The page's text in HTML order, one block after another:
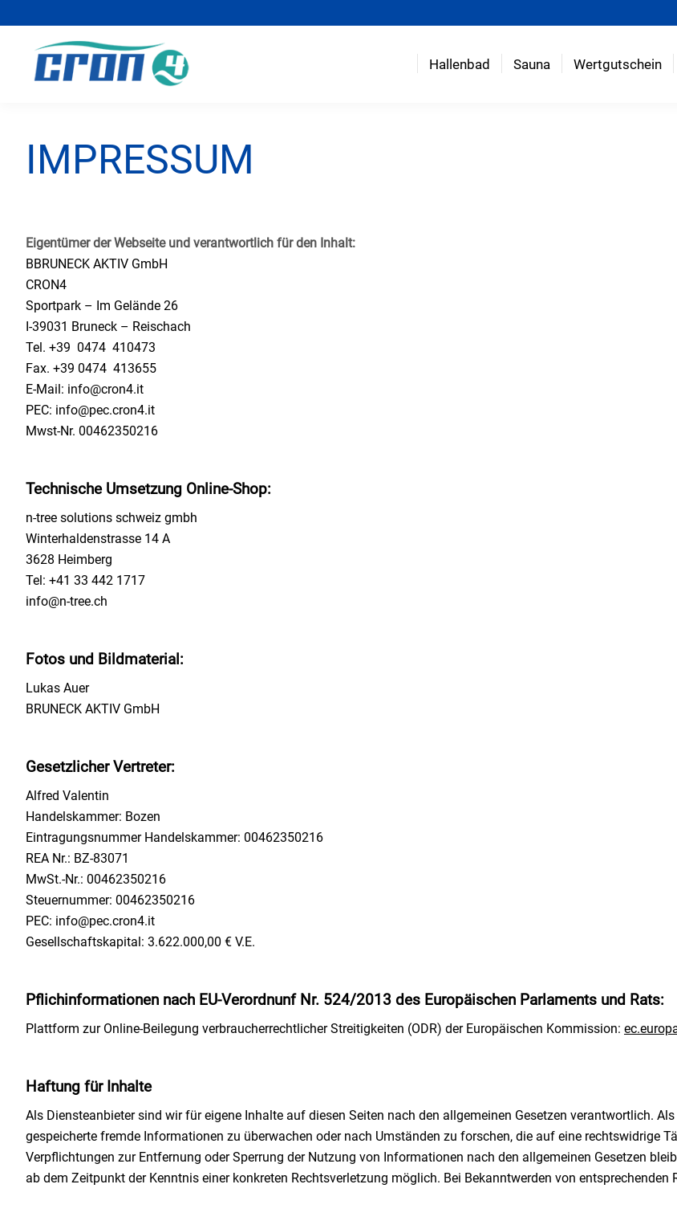
Hallenbad Sauna Wertgutschein
IMPRESSUM
Eigentümer der Webseite und verantwortlich für den Inhalt:
BBRUNECK AKTIV GmbH
CRON4
Sportpark – Im Gelände 26
I-39031 Bruneck – Reischach
Tel. +39 0474 410473
Fax. +39 0474 413655
E-Mail: info@cron4.it
PEC: info@pec.cron4.it
Mwst-Nr. 00462350216
Technische Umsetzung Online-Shop:
n-tree solutions schweiz gmbh
Winterhaldenstrasse 14 A
3628 Heimberg
Tel: +41 33 442 1717
info@n-tree.ch
Fotos und Bildmaterial:
Lukas Auer
BRUNECK AKTIV GmbH
Gesetzlicher Vertreter:
Alfred Valentin
Handelskammer: Bozen
Eintragungsnummer Handelskammer: 00462350216
REA Nr.: BZ-83071
MwSt.-Nr.: 00462350216
Steuernummer: 00462350216
PEC: info@pec.cron4.it
Gesellschaftskapital: 3.622.000,00 € V.E.
Pflichinformationen nach EU-Verordnunf Nr. 524/2013 des Europäischen Parlaments und Rats:
Plattform zur Online-Beilegung verbraucherrechtlicher Streitigkeiten (ODR) der Europäischen Kommission:
Haftung für Inhalte
Als Diensteanbieter sind wir für eigene Inhalte auf diesen Seiten nach den allgemeinen Gesetzen verantwortlich.
gespeicherte fremde Informationen zu überwachen oder nach Umständen zu forschen, die auf eine rechtswidrige
Verpflichtungen zur Entfernung oder Sperrung der Nutzung von Informationen nach den allgemeinen Gesetzen
ab dem Zeitpunkt der Kenntnis einer konkreten Rechtsverletzung möglich. Bei Bekanntwerden von